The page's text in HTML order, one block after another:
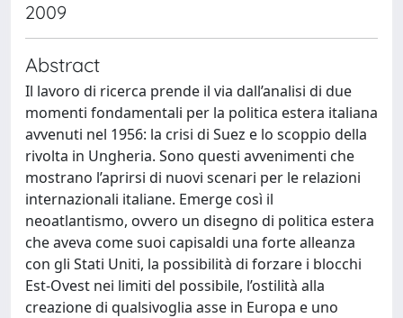
2009
Abstract
Il lavoro di ricerca prende il via dall’analisi di due
momenti fondamentali per la politica estera italiana
avvenuti nel 1956: la crisi di Suez e lo scoppio della
rivolta in Ungheria. Sono questi avvenimenti che
mostrano l’aprirsi di nuovi scenari per le relazioni
internazionali italiane. Emerge così il
neoatlantismo, ovvero un disegno di politica estera
che aveva come suoi capisaldi una forte alleanza
con gli Stati Uniti, la possibilità di forzare i blocchi
Est-Ovest nei limiti del possibile, l’ostilità alla
creazione di qualsivoglia asse in Europa e uno